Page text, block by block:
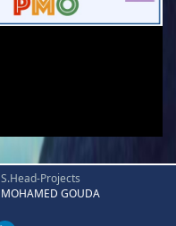
S.Head-Projects
MOHAMED GOUDA